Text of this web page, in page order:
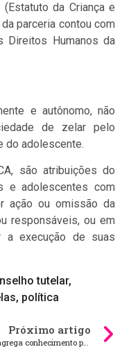
da Criança e
parceria contou com
Direitos Humanos da
e autônomo, não
de zelar pelo
do adolescente.
são atribuições do
e adolescentes com
ação ou omissão da
responsáveis, ou em
a execução de suas
tutelar,
, política
Próximo artigo
AGEMS agrega conhecimento para fortalecer qualificação no setor de transporte ferroviário